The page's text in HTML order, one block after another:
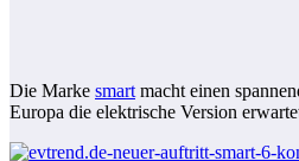
Die Marke smart macht einen
Europa die elektrische Version